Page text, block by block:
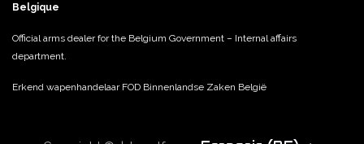
Belgique
Official arms dealer for the Belgium Government – Internal affairs
department.
Erkend wapenhandelaar FOD Binnenlandse Zaken België